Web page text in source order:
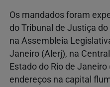
Os mandados foram
do Tribunal de Justiça
na Assembleia
Janeiro (Alerj), na
Estado do Rio de
endereços na capital